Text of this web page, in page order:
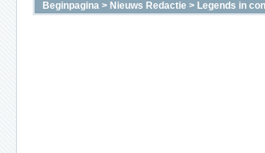
Beginpagina > Nieuws Redactie > Legends in